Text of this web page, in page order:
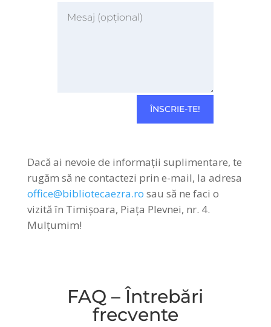
ÎNSCRIE-TE!
Dacă ai nevoie de informații suplimentare, te
rugăm să ne contactezi prin e-mail, la adresa
office@bibliotecaezra.ro sau să ne faci o
vizită în Timișoara, Piața Plevnei, nr. 4.
Mulțumim!
FAQ – Întrebări
frecvente